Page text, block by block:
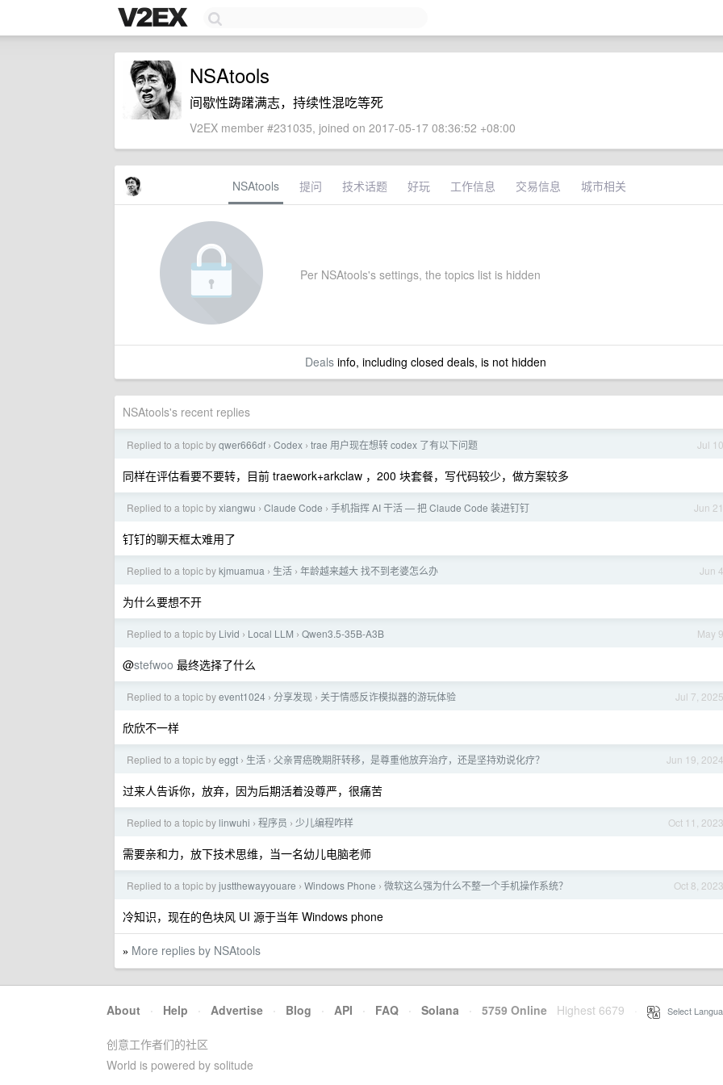
NSAtools
间歇性踌躇满志，持续性混吃等死
V2EX member #231035, joined on 2017-05-17 08:36:52 +08:00
NSAtools 提问 技术话题 好玩 工作信息 交易信息 城市相关
Per NSAtools's settings, the topics list is hidden
Dealsinfo, including closed deals, is not hidden
NSAtools's recent replies
Jul 10
Replied to a topic byqwer666df › Codex › trae 用户现在想转 codex 了有以下问题
同样在评估看要不要转，目前 traework+arkclaw ，200 块套餐，写代码较少，做方案较多
Jun 21
Replied to a topic byxiangwu › Claude Code › 手机指挥 AI 干活 — 把 Claude Code 装进钉钉
钉钉的聊天框太难用了
Jun 4
Replied to a topic bykjmuamua › 生活 › 年龄越来越大 找不到老婆怎么办
为什么要想不开
May 9
Replied to a topic by Livid › Local LLM › Qwen3.5-35B-A3B
@stefwoo 最终选择了什么
Jul 7, 2025
Replied to a topic byevent1024 › 分享发现 › 关于情感反诈模拟器的游玩体验
欣欣不一样
Jun 19, 2024
Replied to a topic byeggt › 生活 › 父亲胃癌晚期肝转移，是尊重他放弃治疗，还是坚持劝说化疗？
过来人告诉你，放弃，因为后期活着没尊严，很痛苦
Oct 11, 2023
Replied to a topic by linwuhi › 程序员 › 少儿编程咋样
需要亲和力，放下技术思维，当一名幼儿电脑老师
Oct 8, 2023
Replied to a topic byjustthewayyouare › Windows Phone › 微软这么强为什么不整一个手机操作系统？
冷知识，现在的色块风 UI 源于当年 Windows phone
» More replies by NSAtools
About · Help · Advertise · Blog · API · FAQ · Solana · 5759 Online Highest 6679 Select
创意工作者们的社区
World is powered by solitude